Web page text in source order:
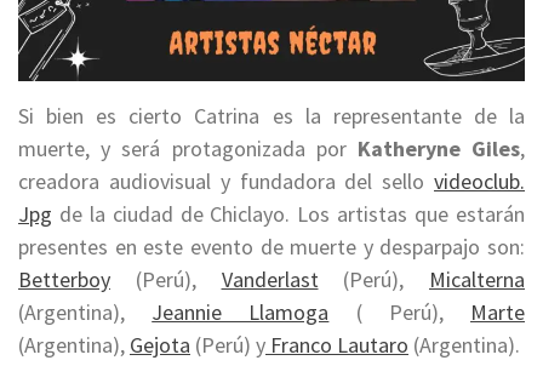
Si bien es cierto Catrina es la representante de la
muerte, y será protagonizada por Katheryne Giles,
creadora audiovisual y fundadora del sello videoclub.
Jpg de la ciudad de Chiclayo. Los artistas que estarán
presentes en este evento de muerte y desparpajo son:
Betterboy (Perú), Vanderlast(Perú), Micalterna
(Argentina), Jeannie Llamoga ( Perú), Marte
(Argentina), Gejota (Perú) y Franco Lautaro (Argentina).